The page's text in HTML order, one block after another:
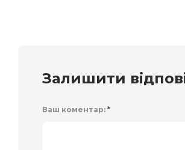
Залишити
Ваш коментар: *